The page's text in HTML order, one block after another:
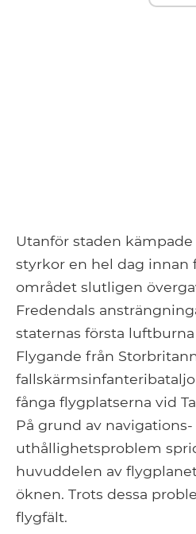
Utanför staden
styrkor en hel dag innan
området slutligen
Fredendals
staternas första
Flygande från
fånga flygplatserna vid
På grund av navigations-
uthållighetsproblem
huvuddelen av
öknen. Trots dessa
flygfält.